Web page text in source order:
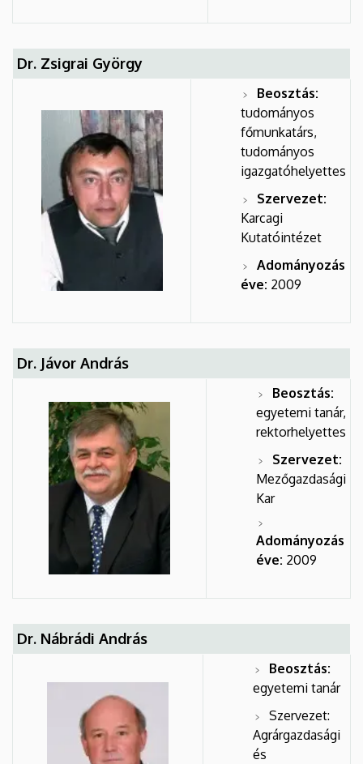
Dr. Zsigrai György
Beosztás:
tudományos
főmunkatárs,
tudományos
igazgatóhelyettes
Szervezet:
Karcagi
Kutatóintézet
Adományozás
éve: 2009
Dr. Jávor András
Beosztás:
egyetemi tanár,
rektorhelyettes
Szervezet:
Mezőgazdasági
Kar
Adományozás
éve: 2009
Dr. Nábrádi András
Beosztás:
egyetemi tanár
Szervezet:
Agrárgazdasági
és